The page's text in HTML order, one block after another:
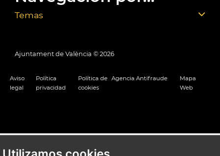
Temas
Ajuntament de València © 2026
Aviso
legal
Política
privacidad
Política de
cookies
Agencia Antifraude
Mapa
Web